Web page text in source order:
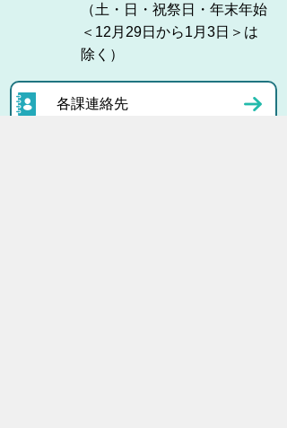
（土・日・祝祭日・年末年始
＜12月29日から1月3日＞は
除く）
各課連絡先